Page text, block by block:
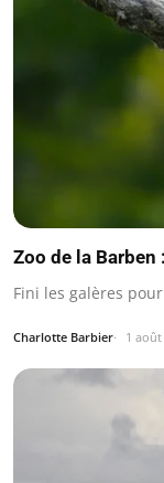
Zoo de la
Fini les galères
Charlotte Barbier 1 août